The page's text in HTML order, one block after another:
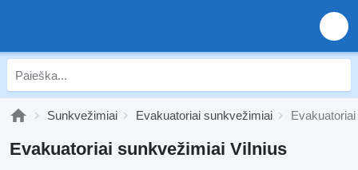
Sunkvežimiai Evakuatoriai sunkvežimiai
Evakuatoriai sunkvežimiai Vilnius